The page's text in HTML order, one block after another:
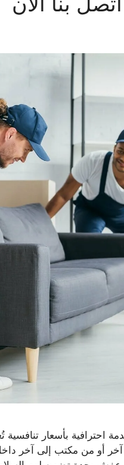
بأسعار تنافسية
آخر أو من مكتب إلى آخر